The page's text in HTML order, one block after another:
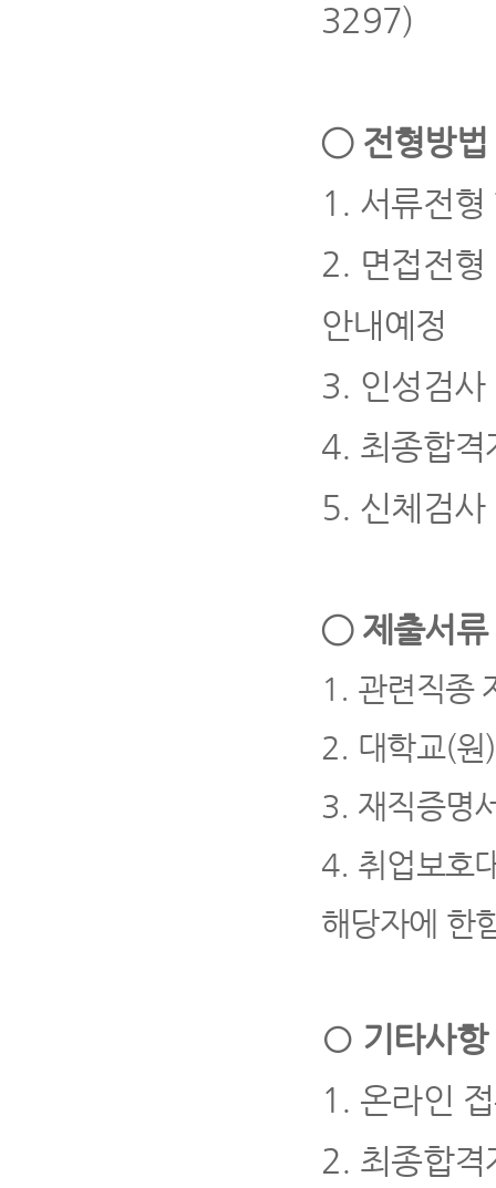
3297)
◯ 전형방
1. 서류전
2. 면접전형
안내예정
3. 인성검사
4. 최종합
5. 신체검사
◯ 제출서류
1. 관련직종
2. 대학교(원
3. 재직증명
4. 취업보호
해당자에 한
○ 기타사항
1. 온라인
2. 최종합